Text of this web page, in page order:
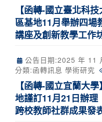
【函轉-國立臺北科
區基地11月舉辦四場
講座及創新教學工作
公告日期:2025 年 11
分類:函轉訊息 學術研究
【函轉-國立宜蘭大
地謹訂11月21日辦
跨校教師社群成果發